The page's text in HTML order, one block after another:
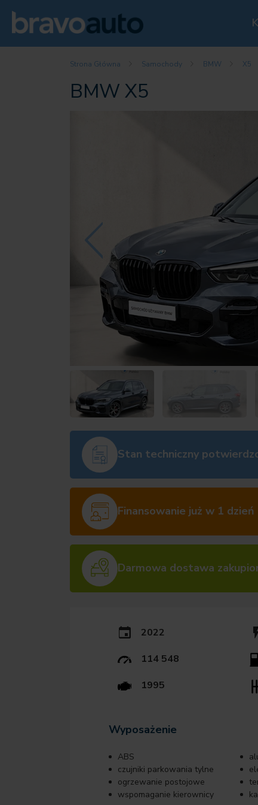
Strona Główna Samochody BMW X5
BMW X5
Stan techniczny
Finansowanie już w 1 dzień
Darmowa dostawa
2022
114 548
1995
Wyposażenie
ABS
czujniki parkowania tylne
ogrzewanie postojowe
wspomaganie kierownicy